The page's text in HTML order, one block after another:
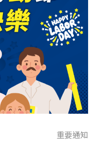
重要通知